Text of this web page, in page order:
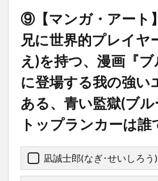
⑨【マンガ・アート】
兄に世界的プレイヤ
え)を持つ、漫画『ブ
に登場する我の強い
ある、青い監獄(ブ
トップランカーは誰
凪誠士郎(なぎ･せいしろう)